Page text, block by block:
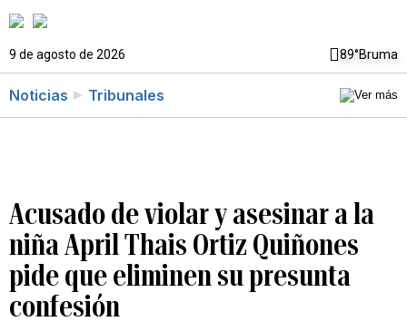
9 de agosto de 2026 89°Bruma
Noticias Tribunales
Acusado de violar y asesinar a la
niña April Thais Ortiz Quiñones
pide que eliminen su presunta
confesión